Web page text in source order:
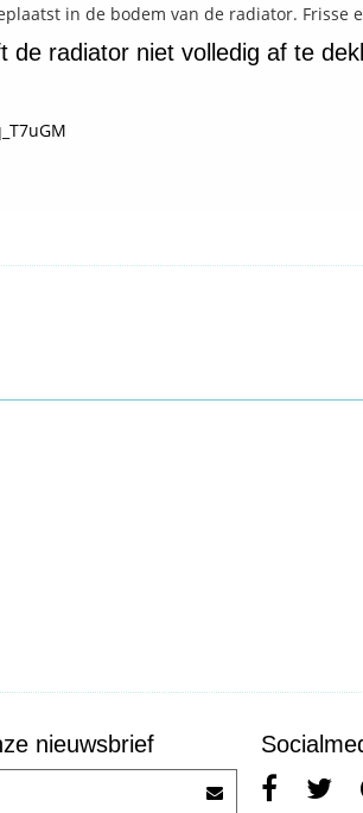
in de bodem van de radiator. Frisse
de radiator niet volledig af te
nieuwsbrief